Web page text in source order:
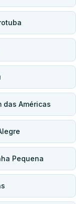
das Américas
Pequena